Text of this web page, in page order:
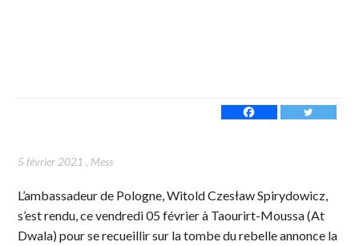
5 février 2021 , Mess
L’ambassadeur de Pologne, Witold Czesław Spirydowicz,
s’est rendu, ce vendredi 05 février à Taourirt-Moussa (At
Dwala) pour se recueillir sur la tombe du rebelle annonce la